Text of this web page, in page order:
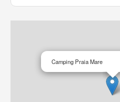
Camping Praia Mare